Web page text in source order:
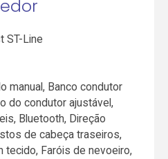
ST-Line
manual, Banco condutor
do condutor ajustável,
Bluetooth, Direção
de cabeça traseiros,
tecido, Faróis de nevoeiro,